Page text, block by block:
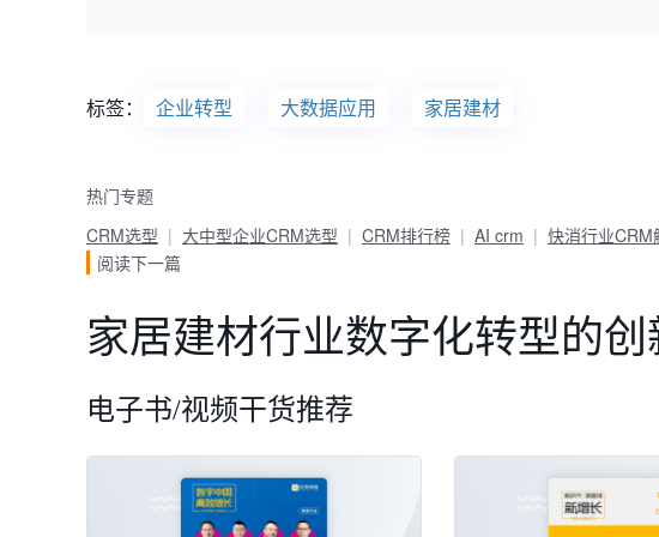
标签： 企业转型 大数据应用 家居建材
热门专题
CRM选型
大中型企业CRM选型 CRM排行榜 AI crm 快消行业CRM
阅读下一篇
家居建材行业数字化转型的
电子书/视频干货推荐